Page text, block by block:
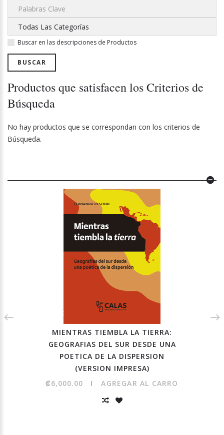
Buscar en las descripciones de Productos
Productos que satisfacen los Criterios de
Búsqueda
No hay productos que se correspondan con los criterios de
Búsqueda.
MIENTRAS TIEMBLA LA TIERRA:
GEOGRAFIAS DEL SUR DESDE UNA
POETICA DE LA DISPERSION
(VERSION IMPRESA)
₡6,000.00
AGREGAR AL CARRO